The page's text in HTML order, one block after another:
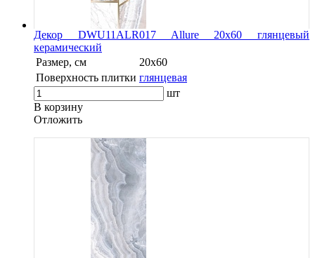
Декор DWU11ALR017 Allure 20х60 глянцевый
керамический
Размер, см
20х60
Поверхность плитки глянцевая
шт
В корзину
Oтложить